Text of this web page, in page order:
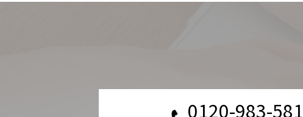
0120-983-581